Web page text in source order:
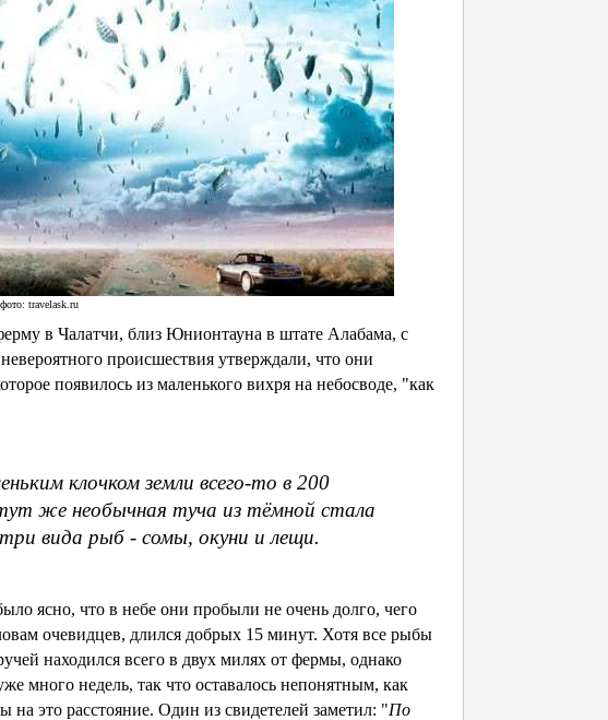
фото: travelask.ru
в Чалатчи, близ Юнионтауна в штате Алабама, с
происшествия утверждали, что они
появилось из маленького вихря на небосводе, "как
клочком земли всего-то в 200
же необычная туча из тёмной стала
вида рыб - сомы, окуни и лещи.
ясно, что в небе они пробыли не очень долго, чего
очевидцев, длился добрых 15 минут. Хотя все рыбы
находился всего в двух милях от фермы, однако
много недель, так что оставалось непонятным, как
это расстояние. Один из свидетелей заметил: "По